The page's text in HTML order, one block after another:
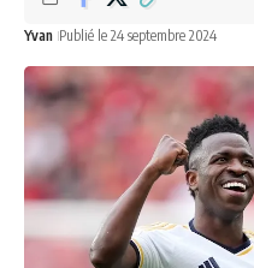
Yvan Publié le 24 septembre 2024